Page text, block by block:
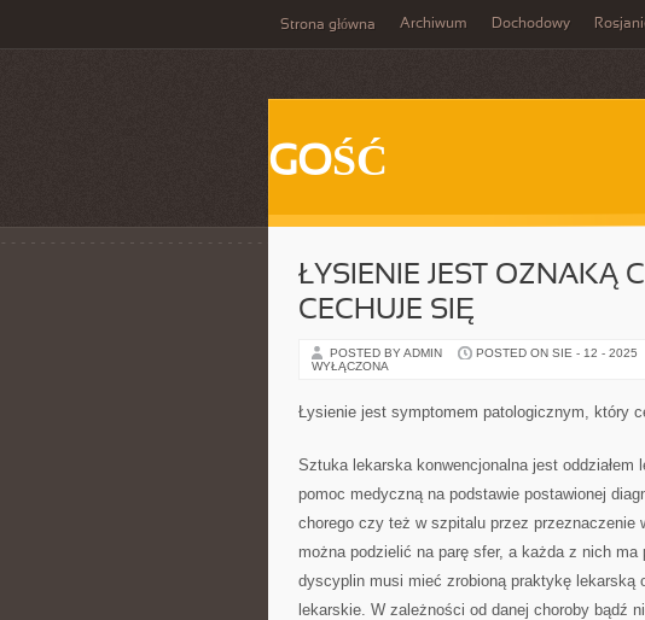
Strona główna Archiwum Dochodowy
GOŚĆ
ŁYSIENIE JEST OZNAKĄ
CECHUJE SIĘ
POSTED BY ADMIN POSTED ON SIE - 12 - 2025
WYŁĄCZONA
Łysienie jest symptomem patologicznym, który
Sztuka lekarska konwencjonalna jest
pomoc medyczną na podstawie postawionej
chorego czy też w szpitalu przez przeznaczenie
można podzielić na parę sfer, a każda z nich
dyscyplin musi mieć zrobioną praktykę
lekarskie. W zależności od danej choroby bądź